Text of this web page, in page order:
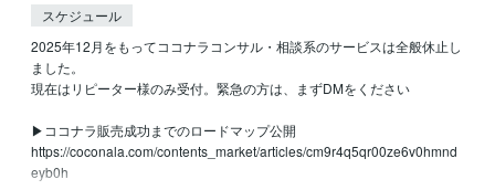
スケジュール
2025年12月をもってココナラコンサル・相談系のサービスは全般休止し
ました。
現在はリピーター様のみ受付。緊急の方は、まずDMをください
▶ココナラ販売成功までのロードマップ公開
https://coconala.com/contents_market/articles/cm9r4q5qr00ze6v0hmnd
eyb0h